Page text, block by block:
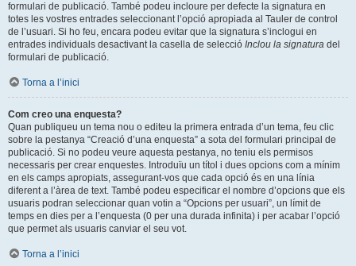
formulari de publicació. També podeu incloure per defecte la signatura en
totes les vostres entrades seleccionant l’opció apropiada al Tauler de control
de l’usuari. Si ho feu, encara podeu evitar que la signatura s’inclogui en
entrades individuals desactivant la casella de selecció Inclou la signatura del
formulari de publicació.
Torna a l’inici
Com creo una enquesta?
Quan publiqueu un tema nou o editeu la primera entrada d’un tema, feu clic
sobre la pestanya “Creació d’una enquesta” a sota del formulari principal de
publicació. Si no podeu veure aquesta pestanya, no teniu els permisos
necessaris per crear enquestes. Introduïu un títol i dues opcions com a mínim
en els camps apropiats, assegurant-vos que cada opció és en una línia
diferent a l’àrea de text. També podeu especificar el nombre d’opcions que els
usuaris podran seleccionar quan votin a “Opcions per usuari”, un límit de
temps en dies per a l’enquesta (0 per una durada infinita) i per acabar l’opció
que permet als usuaris canviar el seu vot.
Torna a l’inici